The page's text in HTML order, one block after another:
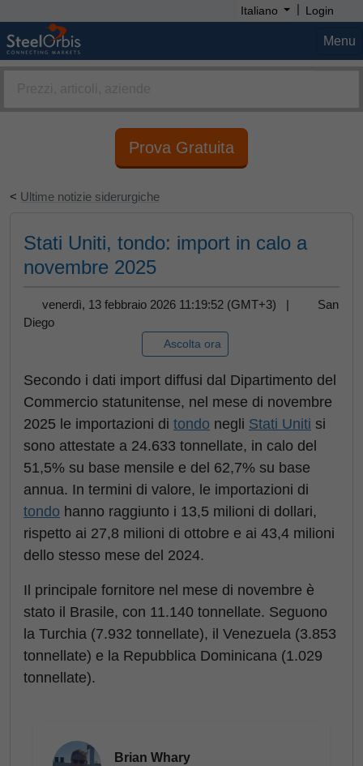
Italiano | Login
Menu
Prova Gratuita
< Ultime notizie siderurgiche
Stati Uniti, tondo: import in calo a
novembre 2025
venerdì, 13 febbraio 2026 11:19:52 (GMT+3) |
San
Diego
Ascolta ora
Secondo i dati import diffusi dal Dipartimento del
Commercio statunitense, nel mese di novembre
2025 le importazioni di tondo negli Stati Uniti si
sono attestate a 24.633 tonnellate, in calo del
51,5% su base mensile e del 62,7% su base
annua. In termini di valore, le importazioni di
tondo hanno raggiunto i 13,5 milioni di dollari,
rispetto ai 27,8 milioni di ottobre e ai 43,4 milioni
dello stesso mese del 2024.
Il principale fornitore nel mese di novembre è
stato il Brasile, con 11.140 tonnellate. Seguono
la Turchia (7.932 tonnellate), il Venezuela (3.853
tonnellate) e la Repubblica Dominicana (1.029
tonnellate).
Brian Whary